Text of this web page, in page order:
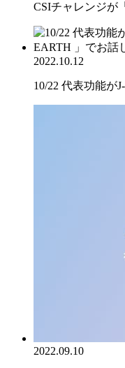
CSIチャレンジが
2022.10.12
10/22 代表功能が
2022.09.10